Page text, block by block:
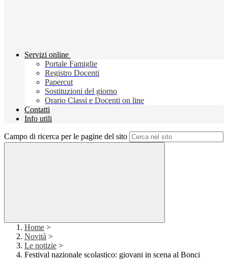
Servizi online
Portale Famiglie
Registro Docenti
Papercut
Sostituzioni del giorno
Orario Classi e Docenti on line
Contatti
Info utili
Campo di ricerca per le pagine del sito
Home >
Novità >
Le notizie >
Festival nazionale scolastico: giovani in scena al Bonci